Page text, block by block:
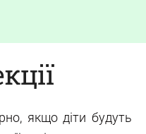
якщо діти будуть